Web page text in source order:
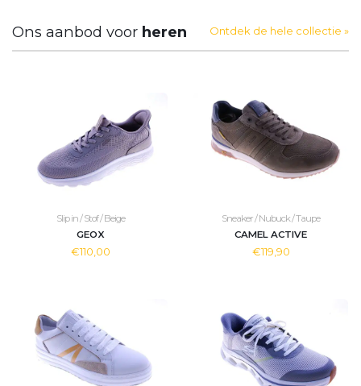
Ons aanbod voor heren Ontdek de hele collectie »
Slip in / Stof / Beige
GEOX
€110,00
Sneaker / Nubuck / Taupe
CAMEL ACTIVE
€119,90